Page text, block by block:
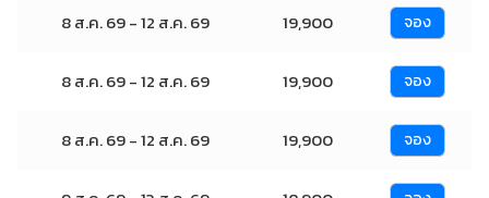
8 ส.ค. 69 - 12 ส.ค. 69 19,900 จอง
8 ส.ค. 69 - 12 ส.ค. 69 19,900 จอง
8 ส.ค. 69 - 12 ส.ค. 69 19,900 จอง